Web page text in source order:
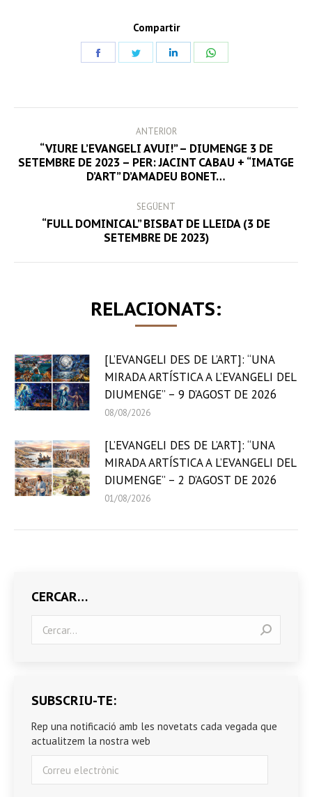
Compartir
NAVIGATION
ANTERIOR
Previous
post:
“VIURE L’EVANGELI AVUI!” – DIUMENGE 3 DE
SETEMBRE DE 2023 – PER: JACINT CABAU + “IMATGE
D’ART” D’AMADEU BONET…
SEGÜENT
Next
“FULL DOMINICAL” BISBAT DE LLEIDA (3 DE
SETEMBRE DE 2023)
RELACIONATS:
[L’EVANGELI DES DE L’ART]: “UNA
MIRADA ARTÍSTICA A L’EVANGELI DEL
DIUMENGE” – 9 D’AGOST DE 2026
08/08/2026
[L’EVANGELI DES DE L’ART]: “UNA
MIRADA ARTÍSTICA A L’EVANGELI DEL
DIUMENGE” – 2 D’AGOST DE 2026
01/08/2026
CERCAR…
SUBSCRIU-TE:
Rep una notificació amb les novetats cada vegada que
actualitzem la nostra web
electrònic